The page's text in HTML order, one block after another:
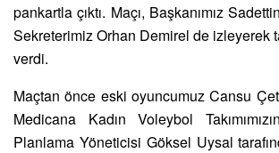
pankartla çıktı. Maçı, Başkanımız
Sekreterimiz Orhan Demirel de izleyerek
verdi.
Maçtan önce eski oyuncumuz Cansu
Medicana Kadın Voleybol
Planlama Yöneticisi Göksel Uysal